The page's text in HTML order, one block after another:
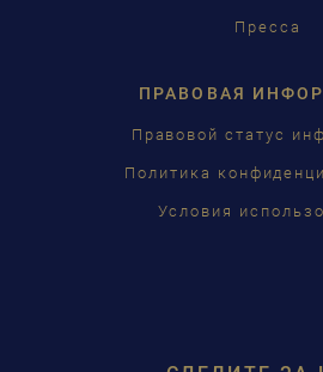
Пресса
ПРАВОВАЯ
Правовой статус
Политика
Условия